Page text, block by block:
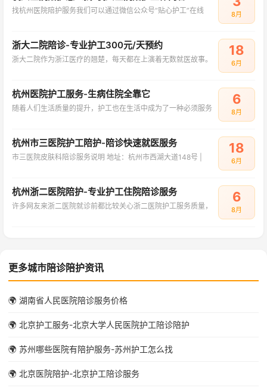
找杭州医院陪护服务我们可以通过微信公众号“贴心护工”在线 8月
浙大二院陪诊-专业护工300元/天预约
浙大二院作为浙江医疗的翘楚，每天都在上演着无数就医故事。
18
6月
杭州医院护工服务-生病住院全靠它
随着人们生活质量的提升，护工也在生活中成为了一种必须服务
6
8月
杭州市三医院护工陪护-陪诊快速就医服务
市三医院皮肤科陪诊服务说明 地址：杭州市西湖大道148号 |
18
6月
杭州浙二医院陪护-专业护工住院陪诊服务
许多网友来浙二医院就诊前都比较关心浙二医院护工服务质量，
6
8月
更多城市陪诊陪护资讯
🌍 湖南省人民医院陪诊服务价格
🌍 北京护工服务-北京大学人民医院护工陪诊陪护
🌍 苏州哪些医院有陪护服务-苏州护工怎么找
🌍 北京医院陪护-北京护工陪诊服务